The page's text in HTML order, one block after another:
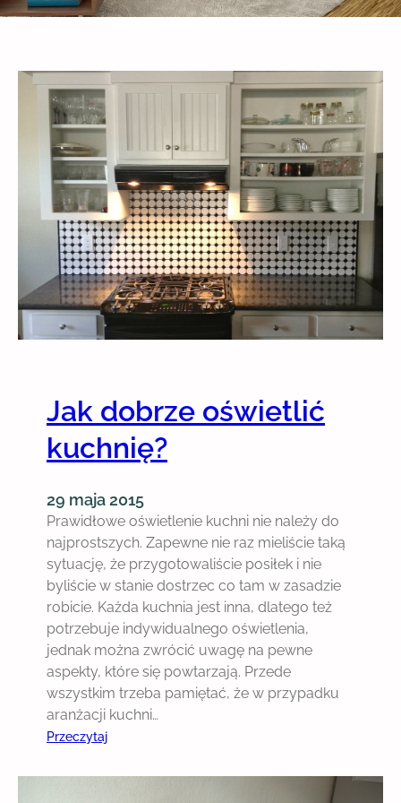
Jak dobrze oświetlić
kuchnię?
29 maja 2015
Prawidłowe oświetlenie kuchni nie należy do
najprostszych. Zapewne nie raz mieliście taką
sytuację, że przygotowaliście posiłek i nie
byliście w stanie dostrzec co tam w zasadzie
robicie. Każda kuchnia jest inna, dlatego też
potrzebuje indywidualnego oświetlenia,
jednak można zwrócić uwagę na pewne
aspekty, które się powtarzają. Przede
wszystkim trzeba pamiętać, że w przypadku
aranżacji kuchni…
Przeczytaj:
a